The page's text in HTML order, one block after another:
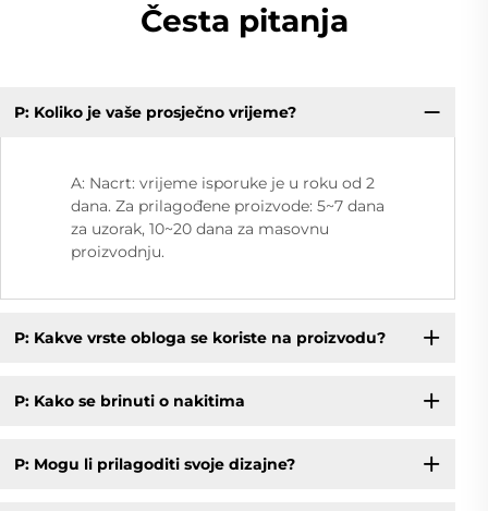
Česta pitanja
P: Koliko je vaše prosječno vrijeme?
A: Nacrt: vrijeme isporuke je u roku od 2
dana. Za prilagođene proizvode: 5~7 dana
za uzorak, 10~20 dana za masovnu
proizvodnju.
P: Kakve vrste obloga se koriste na proizvodu?
P: Kako se brinuti o nakitima
P: Mogu li prilagoditi svoje dizajne?